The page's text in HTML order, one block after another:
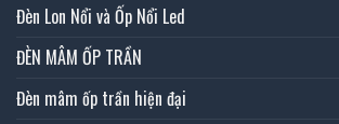
Đèn Lon Nổi và Ốp Nổi Led
ĐÈN MÂM ỐP TRẦN
Đèn mâm ốp trần hiện đại